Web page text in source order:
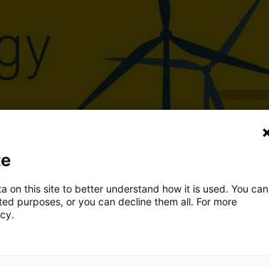
on this site to better understand how it is used. You can
purposes, or you can decline them all. For more